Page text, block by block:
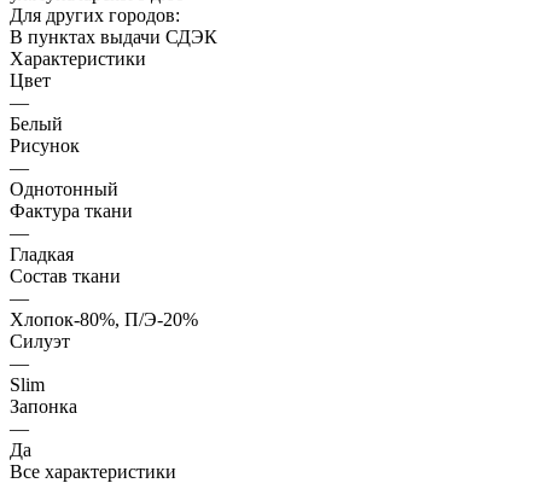
Для других городов:
В пунктах выдачи СДЭК
Характеристики
Цвет
—
Белый
Рисунок
—
Однотонный
Фактура ткани
—
Гладкая
Состав ткани
—
Хлопок-80%, П/Э-20%
Силуэт
—
Slim
Запонка
—
Да
Все характеристики